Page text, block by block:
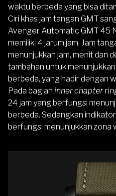
waktu berbeda yang bisa
Ciri khas jam tangan GMT
Avenger Automatic GMT 45
memiliki 4 jarum jam. Jam
menunjukkan jam, menit dan
tambahan untuk
berbeda, yang hadir dengan
Pada bagian inner chapter
24 jam yang berfungsi
berbeda. Sedangkan indikator
berfungsi menunjukkan zona